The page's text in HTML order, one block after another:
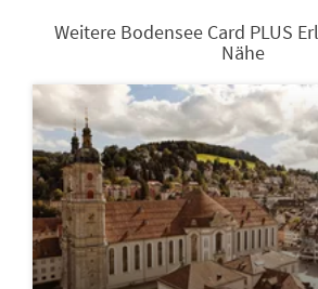
Weitere Bodensee Card PLUS
Nähe